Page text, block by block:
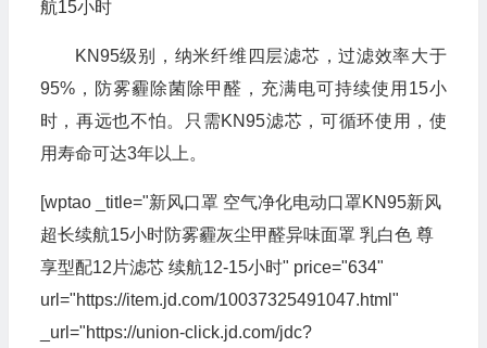
航15小时
KN95级别，纳米纤维四层滤芯，过滤效率大于
95%，防雾霾除菌除甲醛，充满电可持续使用15小
时，再远也不怕。只需KN95滤芯，可循环使用，使
用寿命可达3年以上。
[wptao _title="新风口罩 空气净化电动口罩KN95新风
超长续航15小时防雾霾灰尘甲醛异味面罩 乳白色 尊
享型配12片滤芯 续航12-15小时" price="634"
url="https://item.jd.com/10037325491047.html"
_url="https://union-click.jd.com/jdc?